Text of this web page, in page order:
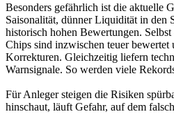
Besonders gefährlich ist die aktuelle
Saisonalität, dünner Liquidität in den
historisch hohen Bewertungen.
Chips sind inzwischen teuer
Korrekturen. Gleichzeitig liefern
Warnsignale. So werden viele
Für Anleger steigen die Risiken
hinschaut, läuft Gefahr, auf dem